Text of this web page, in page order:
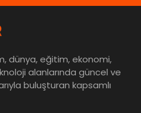
dünya, eğitim, ekonomi,
alanlarında güncel ve
buluşturan kapsamlı